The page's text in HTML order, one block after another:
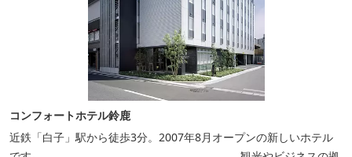
コンフォートホテル鈴鹿
近鉄「白子」駅から徒歩3分。2007年8月オープンの新しいホテル